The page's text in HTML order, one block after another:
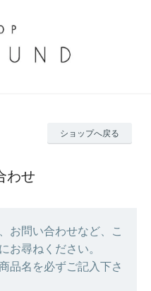
ショップへ戻る
わせ
お問い合わせなど、こ
お尋ねください。
品名を必ずご記入下さ